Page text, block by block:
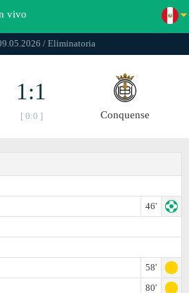
vivo
/ Eliminatoria
1:1
[ 0:0 ] Conquense
46'
58'
80'